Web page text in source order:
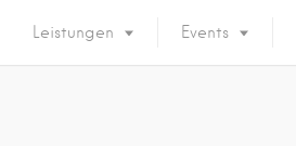
Leistungen Events